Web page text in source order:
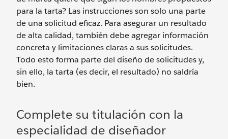
para la tarta? Las instrucciones son solo una parte
de una solicitud eficaz. Para asegurar un resultado
de alta calidad, también debe agregar información
concreta y limitaciones claras a sus solicitudes.
Todo esto forma parte del diseño de solicitudes y,
sin ello, la tarta (es decir, el resultado) no saldría
bien.
Complete su titulación con la
especialidad de diseñador